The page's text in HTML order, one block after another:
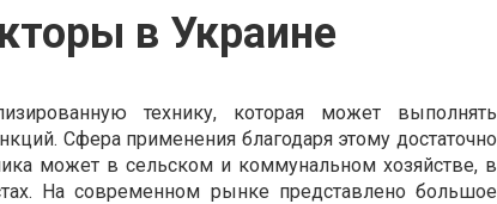
в Украине
технику, которая может выполнять
Сфера применения благодаря этому достаточно
может в сельском и коммунальном хозяйстве, в
На современном рынке представлено большое